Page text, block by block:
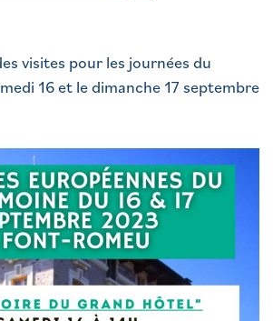
visites pour les journées du
16 et le dimanche 17 septembre